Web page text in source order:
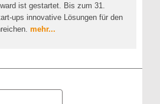
ist gestartet. Bis zum 31.
ups innovative Lösungen für den
mehr...